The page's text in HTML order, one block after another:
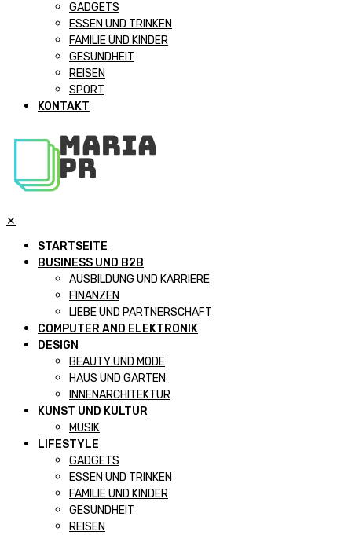
GADGETS
ESSEN UND TRINKEN
FAMILIE UND KINDER
GESUNDHEIT
REISEN
SPORT
KONTAKT
✕
STARTSEITE
BUSINESS UND B2B
AUSBILDUNG UND KARRIERE
FINANZEN
LIEBE UND PARTNERSCHAFT
COMPUTER AND ELEKTRONIK
DESIGN
BEAUTY UND MODE
HAUS UND GARTEN
INNENARCHITEKTUR
KUNST UND KULTUR
MUSIK
LIFESTYLE
GADGETS
ESSEN UND TRINKEN
FAMILIE UND KINDER
GESUNDHEIT
REISEN